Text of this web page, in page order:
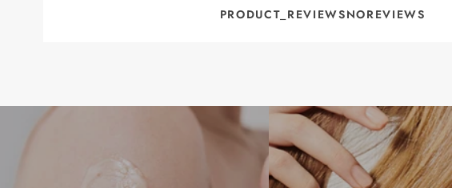
PRODUCT_REVIEWSNOREVIEWS